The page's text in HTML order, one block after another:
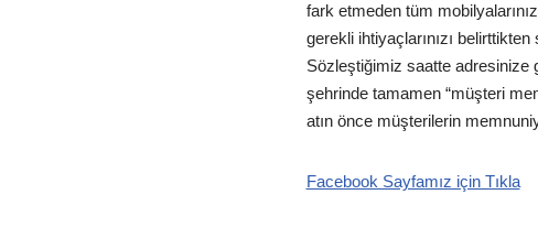
fark etmeden tüm
gerekli ihtiyaçlarınızı
Sözleştiğimiz saatte adresinize
şehrinde tamamen “müşteri
atın önce müşterilerin
Facebook Sayfamız için Tıkla